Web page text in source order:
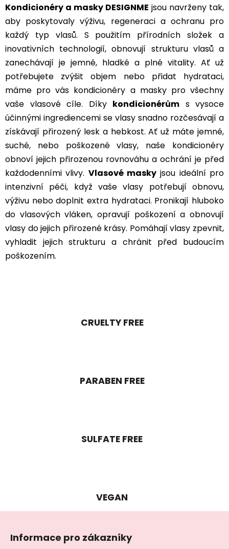
v
k
y
v
ý
p
i
s
u
Kondicionéry a masky DESIGNME jsou navrženy tak,
aby poskytovaly výživu, regeneraci a ochranu pro
každý typ vlasů. S použitím přírodních složek a
inovativních technologií, obnovují strukturu vlasů a
zanechávají je jemné, hladké a plné vitality. Ať už
potřebujete zvýšit objem nebo přidat hydrataci,
máme pro vás kondicionéry a masky pro všechny
vaše vlasové cíle. Díky kondicionérům s vysoce
účinnými ingrediencemi se vlasy snadno rozčesávají a
získávají přirozený lesk a hebkost. Ať už máte jemné,
suché, nebo poškozené vlasy, naše kondicionéry
obnoví jejich přirozenou rovnováhu a ochrání je před
každodenními vlivy. Vlasové masky jsou ideální pro
intenzivní péči, když vaše vlasy potřebují obnovu,
výživu nebo doplnit extra hydrataci. Pronikají hluboko
do vlasových vláken, opravují poškození a obnovují
vlasy do jejich přirozené krásy. Pomáhají vlasy zpevnit,
vyhladit jejich strukturu a chránit před budoucím
poškozením.
CRUELTY FREE
PARABEN FREE
SULFATE FREE
VEGAN
Informace pro zákazníky